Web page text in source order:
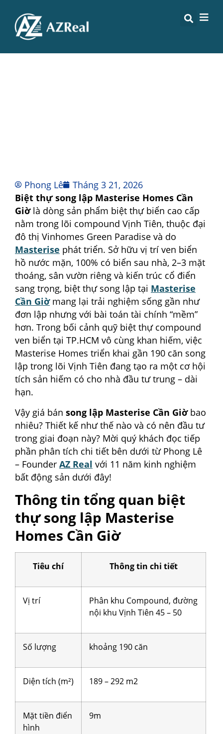
Phong Lê
Tháng 3 21, 2026
Biệt thự song lập Masterise Homes Cần
Giờlà dòng sản phẩm biệt thự biển cao cấp
nằm trong lõi compound Vịnh Tiên, thuộc đại
đô thị Vinhomes Green Paradise và do
Masterise phát triển. Sở hữu vị trí ven biển
hồ nước mặn, 100% có biển sau nhà, 2–3 mặt
thoáng, sân vườn riêng và kiến trúc cổ điển
sang trọng, biệt thự song lập tại Masterise
Cần Giờmang lại trải nghiệm sống gần như
đơn lập nhưng với bài toán tài chính “mềm”
hơn. Trong bối cảnh quỹ biệt thự compound
ven biển tại TP.HCM vô cùng khan hiếm, việc
Masterise Homes triển khai gần 190 căn song
lập trong lõi Vịnh Tiên đang tạo ra một cơ hội
tích sản hiếm có cho nhà đầu tư trung – dài
hạn.
Vậy giá bán song lập Masterise Cần Giờbao
nhiêu? Thiết kế như thế nào và có nên đầu tư
trong giai đoạn này? Mời quý khách đọc tiếp
phần phân tích chi tiết bên dưới từ Phong Lê
– Founder AZ Real với 11 năm kinh nghiệm
bất động sản dưới đây!
Thông tin tổng quan biệt
thự song lập Masterise
Homes Cần Giờ
Tiêu chí Thông tin chi tiết
Vị trí
Phân khu Compound, đường
nội khu Vịnh Tiên 45 – 50
Số lượng khoảng 190 căn
Diện tích (m²) 189 – 292 m2
Mặt tiền điển
hình
9m